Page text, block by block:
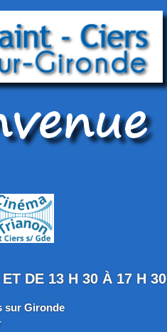
DE 13 H 30 À 17 H 30
sur Gironde